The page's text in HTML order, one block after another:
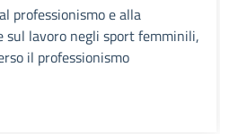
professionismo e alla
sul lavoro negli sport femminili,
il professionismo